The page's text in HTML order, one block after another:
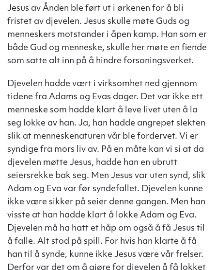
Jesus av Ånden ble ført ut i ørkenen for å bli
fristet av djevelen. Jesus skulle møte Guds og
menneskers motstander i åpen kamp. Han som er
både Gud og menneske, skulle her møte en fiende
som satte alt inn på å hindre forsoningsverket.
Djevelen hadde vært i virksomhet ned gjennom
tidene fra Adams og Evas dager. Det var ikke ett
menneske som hadde klart å leve livet uten å la
seg lokke av han. Ja, han hadde angrepet slekten
slik at menneskenaturen vår ble fordervet. Vi er
syndige fra mors liv av. På en måte kan vi si at da
djevelen møtte Jesus, hadde han en ubrutt
seiersrekke bak seg. Men Jesus var uten synd, slik
Adam og Eva var før syndefallet. Djevelen kunne
ikke være sikker på seier denne gangen. Men han
visste at han hadde klart å lokke Adam og Eva.
Djevelen må ha hatt et håp om også å få Jesus til
å falle. Alt stod på spill. For hvis han klarte å få
han til å synde, kunne ikke Jesus være vår frelser.
Derfor var det om å gjøre for djevelen å få lokket